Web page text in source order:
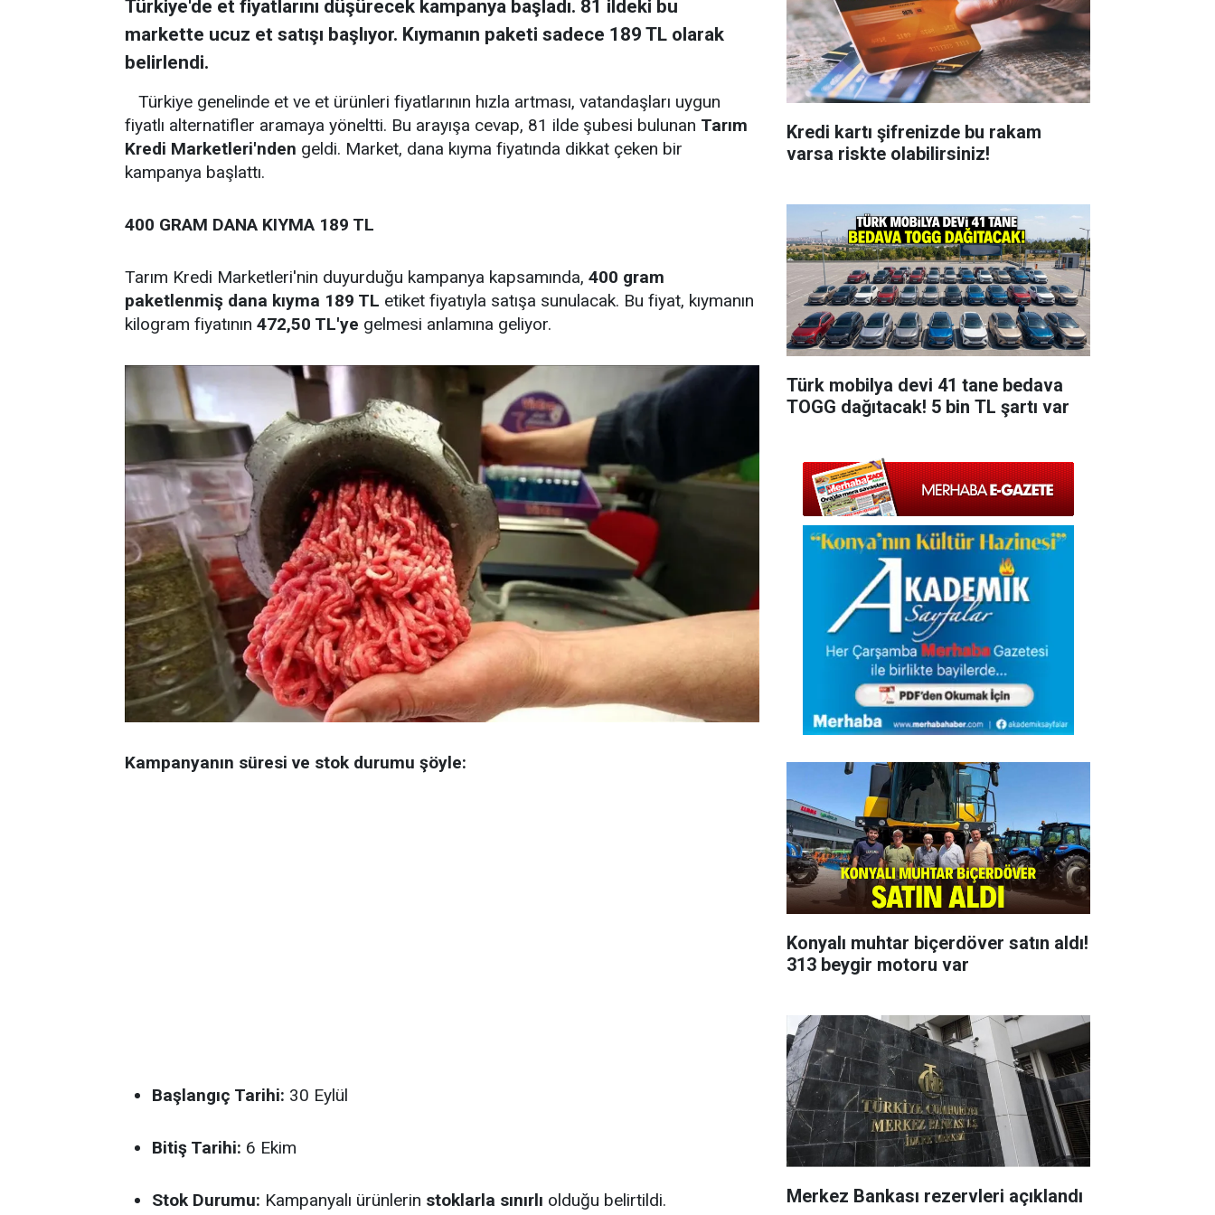
Türkiye'de et fiyatlarını düşürecek kampanya başladı. 81 ildeki bu
markette ucuz et satışı başlıyor. Kıymanın paketi sadece 189 TL olarak
belirlendi.
Türkiye genelinde et ve et ürünleri fiyatlarının hızla artması, vatandaşları uygun
fiyatlı alternatifler aramaya yöneltti. Bu arayışa cevap, 81 ilde şubesi bulunan Tarım
Kredi Marketleri'nden geldi. Market, dana kıyma fiyatında dikkat çeken bir
kampanya başlattı.
400 GRAM DANA KIYMA 189 TL
Tarım Kredi Marketleri'nin duyurduğu kampanya kapsamında, 400 gram
paketlenmiş dana kıyma 189 TL etiket fiyatıyla satışa sunulacak. Bu fiyat, kıymanın
kilogram fiyatının 472,50 TL'ye gelmesi anlamına geliyor.
Kampanyanın süresi ve stok durumu şöyle:
Başlangıç Tarihi: 30 Eylül
Bitiş Tarihi: 6 Ekim
Stok Durumu: Kampanyalı ürünlerin stoklarla sınırlı olduğu belirtildi.
Kredi kartı şifrenizde bu rakam
varsa riskte olabilirsiniz!
Türk mobilya devi 41 tane bedava
TOGG dağıtacak! 5 bin TL şartı var
Konyalı muhtar biçerdöver satın aldı!
313 beygir motoru var
Merkez Bankası rezervleri açıklandı